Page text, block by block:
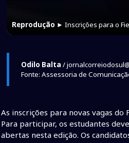
Reprodução ► Inscrições para o
Odilo Balta /
Fonte: Assessoria de
As inscrições para novas vagas
Para participar, os estudantes
abertas nesta edição. Os